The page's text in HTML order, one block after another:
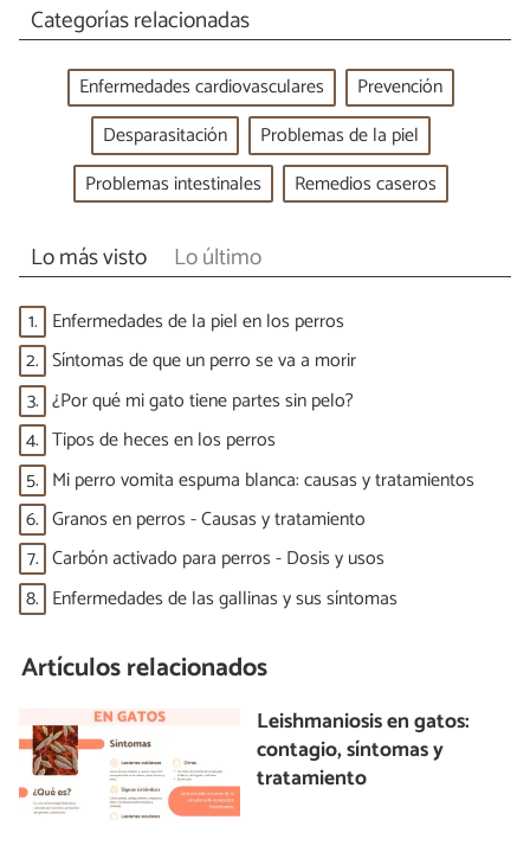
Categorías relacionadas
Enfermedades cardiovasculares
Prevención
Desparasitación
Problemas de la piel
Problemas intestinales
Remedios caseros
Lo más visto Lo último
1. Enfermedades de la piel en los perros
2. Síntomas de que un perro se va a morir
3. ¿Por qué mi gato tiene partes sin pelo?
4. Tipos de heces en los perros
5. Mi perro vomita espuma blanca: causas y tratamientos
6. Granos en perros - Causas y tratamiento
7. Carbón activado para perros - Dosis y usos
8. Enfermedades de las gallinas y sus síntomas
Artículos relacionados
Leishmaniosis en gatos:
contagio, síntomas y
tratamiento